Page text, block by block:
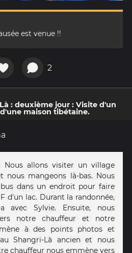
est venue !!
2
: deuxième jour : Visite d'un
maison tibétaine.
Nous allons visiter un village
nous mangeons là-bas. Nous
dans un endroit pour faire
d'un lac. Durant la randonnée,
avec Sylvie. Ensuite, nous
notre chauffeur et notre
à des points photos et
Shangri-Là ancien et nous
chauffeur nous emmène vers